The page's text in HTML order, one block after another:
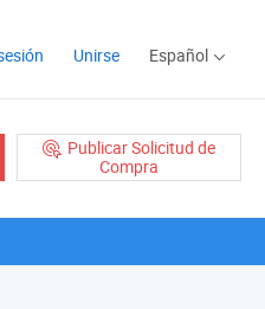
Unirse Español
Publicar Solicitud de
Compra